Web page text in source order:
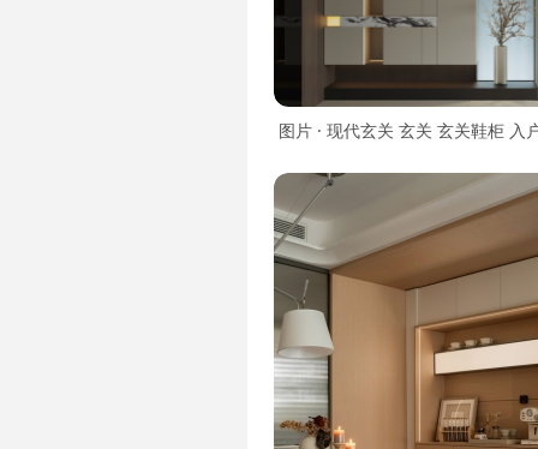
图片 · 现代玄关 玄关 玄关鞋柜 入